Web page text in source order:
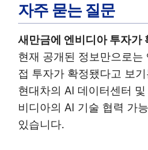
자주 묻는 질문
새만금에 엔비디아 투자가
현재 공개된 정보만으로는
접 투자가 확정됐다고 보
현대차의 AI 데이터센터
비디아의 AI 기술 협력 가
있습니다.